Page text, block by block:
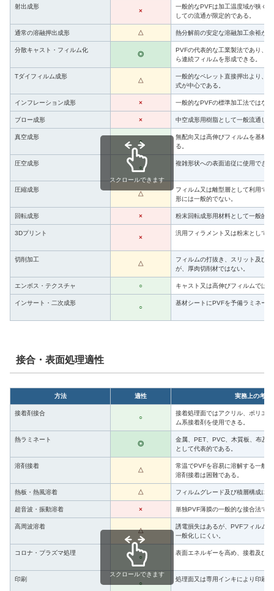
射出成形
×
一般的なPVFは加工温度域が狭く
しての流通が限定的である。
通常の溶融押出成形 △ 熱分解前の安定な溶融加工余裕が
分散キャスト・フィルム化
◎
PVFの代表的な工業製法であり、
ら連続フィルムを形成できる。
Tダイフィルム成形
△
一般的なペレット直接押出より、
式が中心である。
インフレーション成形 × 一般的なPVFの標準加工法ではな
ブロー成形 × 中空成形用樹脂として一般流通し
真空成形
○
無配向又は高伸びフィルムを基材
る。
圧空成形
○
複雑形状への表面追従に使用でき
圧縮成形
△
フィルム又は離型層として利用で
形には一般的でない。
回転成形 × 粉末回転成形用材料として一般的
3Dプリント
×
汎用フィラメント又は粉末として
切削加工
△
フィルムの打抜き、スリット及び
が、厚肉切削材ではない。
エンボス・テクスチャ ○ キャスト又は高伸びフィルムでは
インサート・二次成形
○
基材シートにPVFを予備ラミネー
スクロールできます
接合・表面処理適性
方法 適性 実務上の考え
接着剤接合
○
接着処理面ではアクリル、ポリエ
ム系接着剤を使用できる。
熱ラミネート
◎
金属、PET、PVC、木質板、布及
として代表的である。
溶剤接着
△
常温でPVFを容易に溶解する一般
溶剤接着は困難である。
熱板・熱風溶着 △ フィルムグレード及び積層構成に
超音波・振動溶着 × 単独PVF薄膜の一般的な接合法で
高周波溶着
△
誘電損失はあるが、PVFフィルム
一般化しにくい。
コロナ・プラズマ処理
○
表面エネルギーを高め、接着及び
印刷
○
処理面又は専用インキにより印刷
スクロールできます